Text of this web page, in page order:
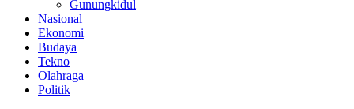
Gunungkidul
Nasional
Ekonomi
Budaya
Tekno
Olahraga
Politik